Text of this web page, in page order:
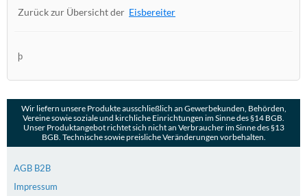
Zurück zur Übersicht der Eisbereiter
þ
Wir liefern unsere Produkte ausschließlich an Gewerbekunden, Behörden,
Vereine sowie soziale und kirchliche Einrichtungen im Sinne des §14 BGB.
Unser Produktangebot richtet sich nicht an Verbraucher im Sinne des §13
BGB. Technische sowie preisliche Veränderungen vorbehalten.
AGB B2B
Impressum